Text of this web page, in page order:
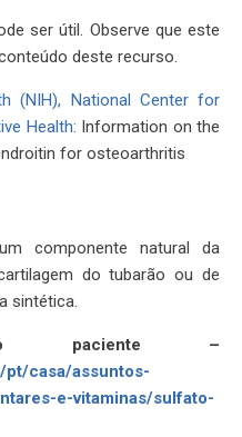
ser útil. Observe que este
deste recurso.
(NIH), National Center for
Health: Information on the
for osteoarthritis
componente natural da
do tubarão ou de
sintética.
paciente –
pt/casa/assuntos-
e-vitaminas/sulfato-